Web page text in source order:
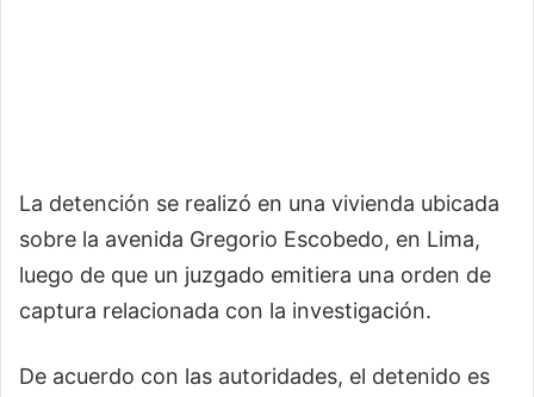
La detención se realizó en una vivienda ubicada
sobre la avenida Gregorio Escobedo, en Lima,
luego de que un juzgado emitiera una orden de
captura relacionada con la investigación.
De acuerdo con las autoridades, el detenido es